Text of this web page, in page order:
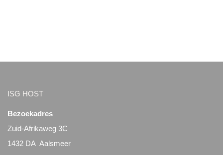
ISG HOST
Bezoekadres
Zuid-Afrikaweg 3C
1432 DA Aalsmeer